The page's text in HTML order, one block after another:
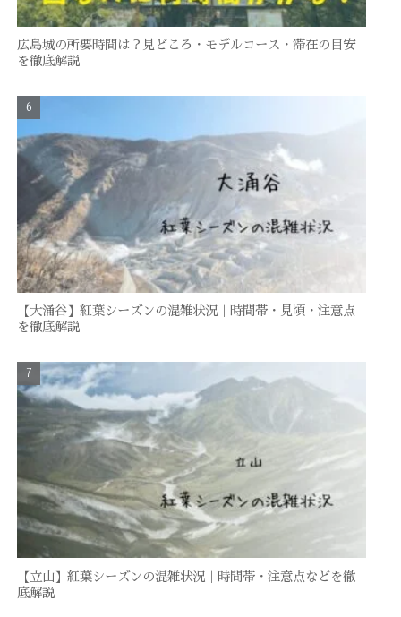
広島城の所要時間は？見どころ・モデルコース・滞在の目安
を徹底解説
【大涌谷】紅葉シーズンの混雑状況｜時間帯・見頃・注意点
を徹底解説
【立山】紅葉シーズンの混雑状況｜時間帯・注意点などを徹
底解説